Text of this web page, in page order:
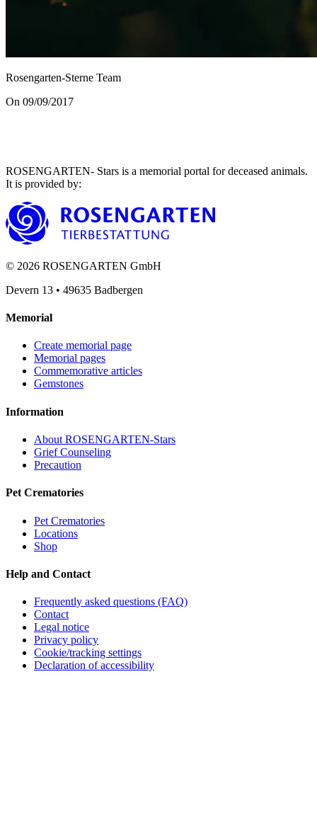
Rosengarten-Sterne Team
On 09/09/2017
ROSENGARTEN- Stars is a memorial portal for deceased animals.
It is provided by:
© 2026 ROSENGARTEN GmbH
Devern 13 • 49635 Badbergen
Memorial
Create memorial page
Memorial pages
Commemorative articles
Gemstones
Information
About ROSENGARTEN-Stars
Grief Counseling
Precaution
Pet Crematories
Pet Crematories
Locations
Shop
Help and Contact
Frequently asked questions (FAQ)
Contact
Legal notice
Privacy policy
Cookie/tracking settings
Declaration of accessibility